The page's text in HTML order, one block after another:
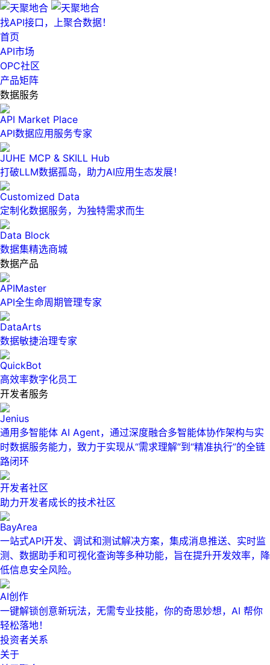
找API接口，上聚合数据！
首页
API市场
OPC社区
产品矩阵
数据服务
API Market Place
API数据应用服务专家
JUHE MCP & SKILL Hub
打破LLM数据孤岛，助力AI应用生态发展！
Customized Data
定制化数据服务，为独特需求而生
Data Block
数据集精选商城
数据产品
APIMaster
API全生命周期管理专家
DataArts
数据敏捷治理专家
QuickBot
高效率数字化员工
开发者服务
Jenius
通用多智能体 AI Agent，通过深度融合多智能体协作架构与实
时数据服务能力，致力于实现从“需求理解”到“精准执行”的全链
路闭环
开发者社区
助力开发者成长的技术社区
BayArea
一站式API开发、调试和测试解决方案，集成消息推送、实时监
测、数据助手和可视化查询等多种功能，旨在提升开发效率，降
低信息安全风险。
AI创作
一键解锁创意新玩法，无需专业技能，你的奇思妙想，AI 帮你
轻松落地！
投资者关系
关于